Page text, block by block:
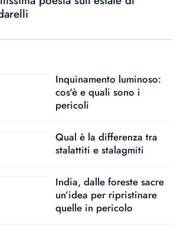
Inquinamento luminoso:
cos'è e quali sono i
pericoli
Qual è la differenza tra
stalattiti e stalagmiti
India, dalle foreste sacre
un’idea per ripristinare
quelle in pericolo